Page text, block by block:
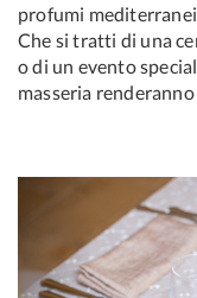
profumi
Che si tratti di una
o di un evento
masseria
Previous